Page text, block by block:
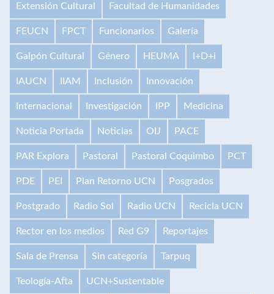
Extensión Cultural Facultad de Humanidades
FEUCN FPCT Funcionarios Galería
Galpón Cultural Género HEUMA I+D+i
IAUCN IIAM Inclusión Innovación
Internacional Investigación IPP Medicina
Noticia Portada Noticias OIJ PACE
PAR Explora Pastoral Pastoral Coquimbo PCT
PDE PEI Plan Retorno UCN Posgrados
Postgrado Radio Sol Radio UCN Recicla UCN
Rector en los medios Red G9 Reportajes
Sala de Prensa Sin categoría Tarpuq
Teología-Afta UCN+Sustentable